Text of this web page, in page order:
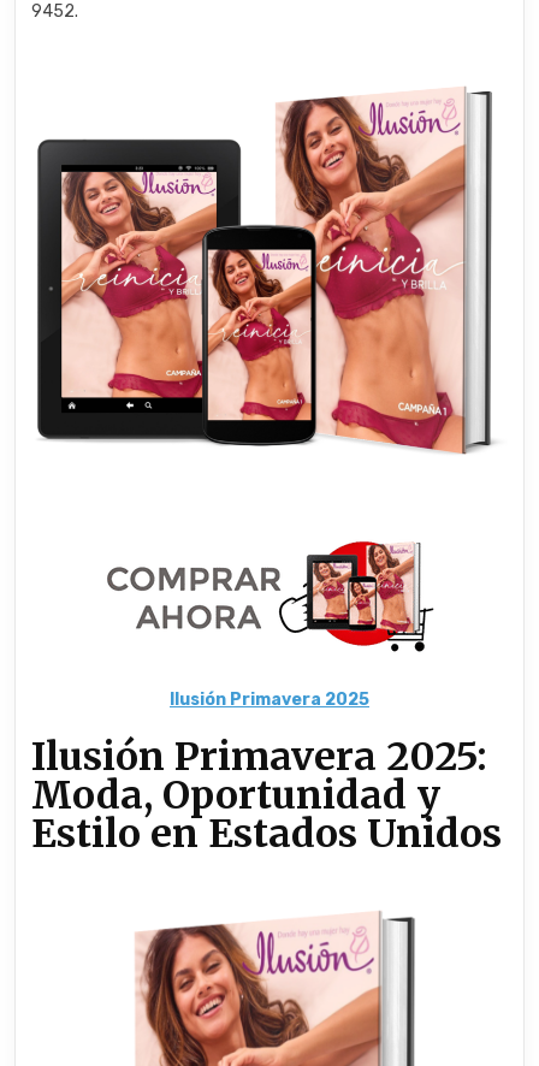
9452.
Ilusión Primavera 2025
Ilusión Primavera 2025:
Moda, Oportunidad y
Estilo en Estados Unidos